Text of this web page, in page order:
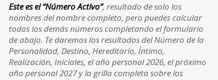
Este es el “Número Activo”, resultado de solo los
nombres del nombre completo, pero puedes calcular
todos los demás números completando el formulario
de abajo. Te daremos los resultados del Número de la
Personalidad, Destino, Hereditario, Íntimo,
Realización, Iniciales, el año personal 2026, el próximo
año personal 2027 y la grilla completa sobre los